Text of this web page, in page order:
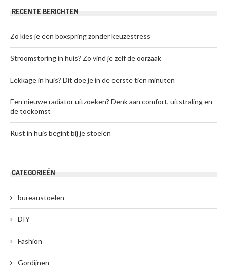
RECENTE BERICHTEN
Zo kies je een boxspring zonder keuzestress
Stroomstoring in huis? Zo vind je zelf de oorzaak
Lekkage in huis? Dit doe je in de eerste tien minuten
Een nieuwe radiator uitzoeken? Denk aan comfort, uitstraling en
de toekomst
Rust in huis begint bij je stoelen
CATEGORIEËN
bureaustoelen
DIY
Fashion
Gordijnen